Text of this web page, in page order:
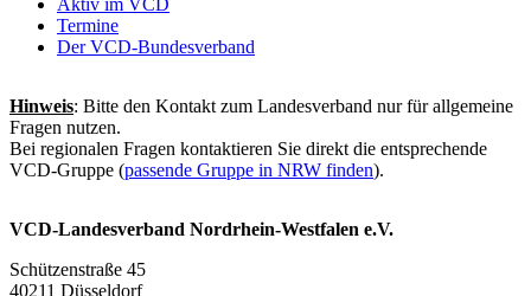
Termine
Der VCD-Bundesverband
Hinweis: Bitte den Kontakt zum Landesverband nur für allgemeine
Fragen nutzen.
Bei regionalen Fragen kontaktieren Sie direkt die entsprechende
VCD-Gruppe (passende Gruppe in NRW finden).
VCD-Landesverband Nordrhein-Westfalen e.V.
Schützenstraße 45
40211 Düsseldorf